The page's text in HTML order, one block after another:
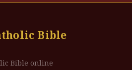
Bible
Bible online